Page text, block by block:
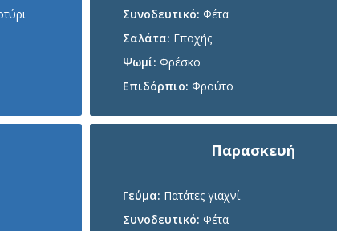
Συνοδευτικό: Φέτα
Σαλάτα: Εποχής
Ψωμί: Φρέσκο
Επιδόρπιο: Φρούτο
Παρασκευή
Γεύμα: Πατάτες γιαχνί
Συνοδευτικό: Φέτα